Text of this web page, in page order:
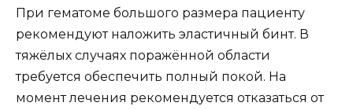
При гематоме большого размера пациенту
рекомендуют наложить эластичный бинт. В
тяжёлых случаях поражённой области
требуется обеспечить полный покой. На
момент лечения рекомендуется отказаться от